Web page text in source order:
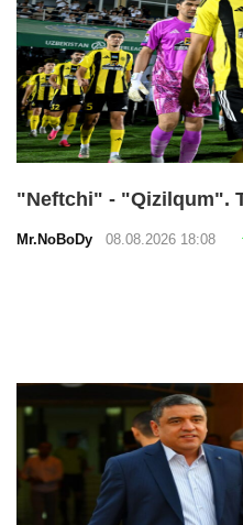
"Neftchi" - "Qizilqum".
Mr.NoBoDy 08.08.2026 18:08